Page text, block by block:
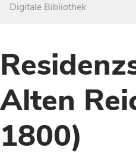
Digitale Bibliothek
Alten
1800)